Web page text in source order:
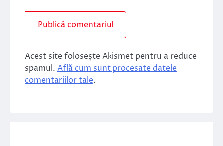
Acest site folosește Akismet pentru a reduce
spamul. Află cum sunt procesate datele
comentariilor tale.